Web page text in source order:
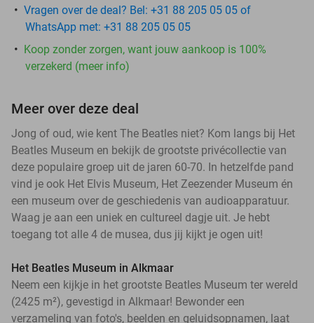
Vragen over de deal? Bel: +31 88 205 05 05 of
WhatsApp met: +31 88 205 05 05
Koop zonder zorgen, want jouw aankoop is 100%
verzekerd (meer info)
Meer over deze deal
Jong of oud, wie kent The Beatles niet? Kom langs bij Het
Beatles Museum en bekijk de grootste privécollectie van
deze populaire groep uit de jaren 60-70. In hetzelfde pand
vind je ook Het Elvis Museum, Het Zeezender Museum én
een museum over de geschiedenis van audioapparatuur.
Waag je aan een uniek en cultureel dagje uit. Je hebt
toegang tot alle 4 de musea, dus jij kijkt je ogen uit!
Het Beatles Museum in Alkmaar
Neem een kijkje in het grootste Beatles Museum ter wereld
(2425 m²), gevestigd in Alkmaar! Bewonder een
verzameling van foto's, beelden en geluidsopnamen, laat